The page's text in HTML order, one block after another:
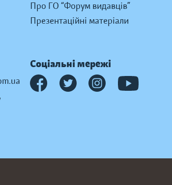
Про ГО “Форум видавців”
Презентаційні матеріали
Соціальні мережі